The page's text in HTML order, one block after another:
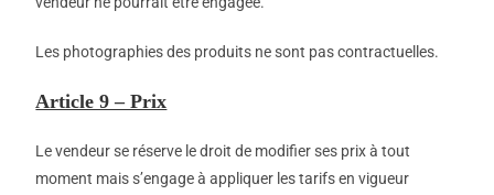
Les photographies des produits ne sont pas contractuelles.
Article 9 – Prix
Le vendeur se réserve le droit de modifier ses prix à tout
moment mais s’engage à appliquer les tarifs en vigueur